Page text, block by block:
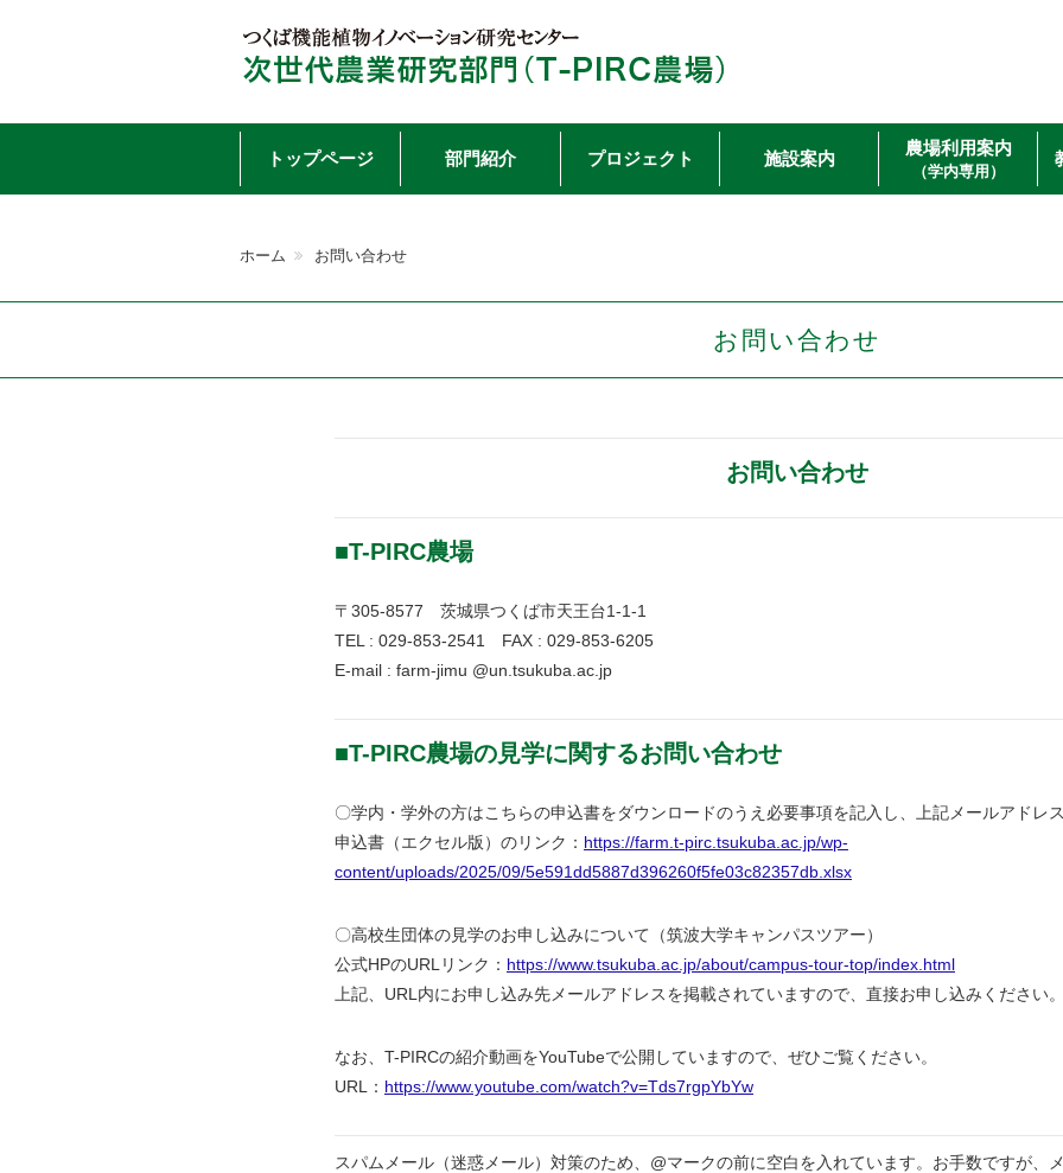
Skip
content
トップページ 部門紹介 プロジェクト 施設案内
農場利用案内
（学内専用）
ホーム お問い合わせ
お問い合わせ
お問い合わせ
■T-PIRC農場
〒305-8577 茨城県つくば市天王台1-1-1
TEL : 029-853-2541 FAX : 029-853-6205
E-mail : farm-jimu @un.tsukuba.ac.jp
■T-PIRC農場の見学に関するお問い合わせ
〇学内・学外の方はこちらの申込書をダウンロードのうえ必要事項を記入し、上記メールアドレ
申込書（エクセル版）のリンク： https://farm.t-pirc.tsukuba.ac.jp/wp-
content/uploads/2025/09/5e591dd5887d396260f5fe03c82357db.xlsx
〇高校生団体の見学のお申し込みについて（筑波大学キャンパスツアー）
公式HPのURLリンク： https://www.tsukuba.ac.jp/about/campus-tour-top/index.html
上記、URL内にお申し込み先メールアドレスを掲載されていますので、直接お申し込みください。
なお、T-PIRCの紹介動画をYouTubeで公開していますので、ぜひご覧ください。
URL： https://www.youtube.com/watch?v=Tds7rgpYbYw
スパムメール（迷惑メール）対策のため、@マークの前に空白を入れています。お手数ですが、